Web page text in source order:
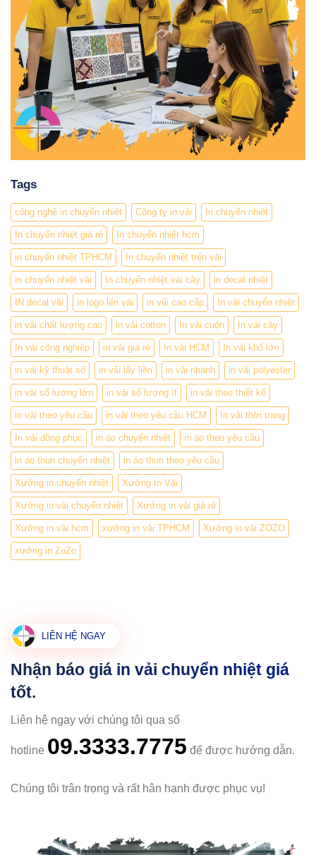
Tags
công nghệ in chuyển nhiệt Công ty in vải In chuyển nhiệt
In chuyển nhiệt giá rẻ In chuyển nhiệt hcm
in chuyển nhiệt TPHCM In chuyển nhiệt trên vải
in chuyển nhiệt vải In chuyển nhiệt vải cây in decal nhiệt
IN decal vải in logo lên vải in vải cao cấp In vải chuyển nhiệt
in vải chất lượng cao in vải cotton In vải cuộn In vải cây
In vải công nghiệp in vải giá rẻ In vải HCM In vải khổ lớn
in vải kỹ thuật số in vải lấy liền in vải nhanh in vải polyester
in vải số lượng lớn in vải số lượng ít in vải theo thiết kế
in vải theo yêu cầu in vải theo yêu cầu HCM In vải thời trang
In vải đồng phục in áo chuyển nhiệt in áo theo yêu cầu
in áo thun chuyển nhiệt in áo thun theo yêu cầu
Xưởng in chuyển nhiệt Xưởng In Vải
Xưởng in vải chuyển nhiệt Xưởng in vải giá rẻ
Xưởng in vải hcm xưởng in vải TPHCM Xưởng in vải ZOZO
xưởng in ZoZo
LIÊN HỆ NGAY
Nhận báo giá in vải chuyển nhiệt giá
tốt.
Liên hệ ngay với chúng tôi qua số
hotline 09.3333.7775 để được hướng dẫn.
Chúng tôi trân trọng và rất hân hạnh được phục vụ!